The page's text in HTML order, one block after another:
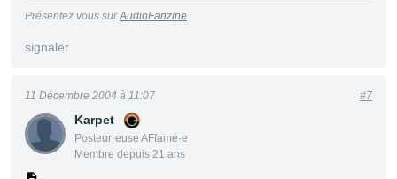
Présentez vous surAudioFanzine
signaler
Karpet
Posteur·euse AFfamé·e
Membre depuis 21 ans
11 Décembre 2004 à 11:07 #7